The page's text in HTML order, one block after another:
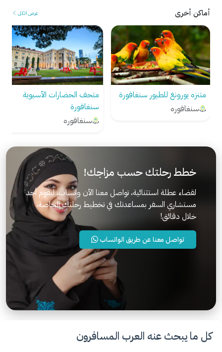
أماكن أخرى عرض الكل
متنزه يورونغ للطيور سنغافورة
سنغافوره
متحف الحضارات الآسيوية
سنغافورة
سنغافوره
خطط رحلتك حسب مزاجك!
لقضاء عطلة استثنائية، تواصل معنا الآن واتساب، ليقوم أحد
مستشاري السفر بمساعدتك في تخطيط رحلتك الخاصة،
خلال دقائق!
تواصل معنا عن طريق الواتساب
كل ما يبحث عنه العرب المسافرون